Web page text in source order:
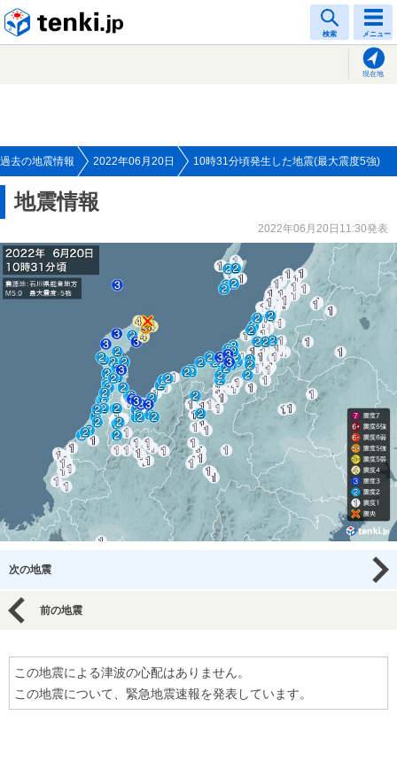
検索 メニュー
現在地
過去の地震情報 2022年06月20日 10時31分頃発生した地震(最大震度5強)
地震情報
2022年06月20日11:30発表
次の地震
前の地震
この地震による津波の心配はありません。
この地震について、緊急地震速報を発表しています。